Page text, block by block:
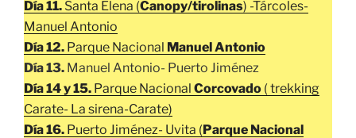
Día 11. Santa Elena (Canopy/tirolinas) -Tárcoles-
Manuel Antonio
Día 12. Parque Nacional Manuel Antonio
Día 13. Manuel Antonio- Puerto Jiménez
Día 14 y 15. Parque Nacional Corcovado ( trekking
Carate- La sirena-Carate)
Día 16. Puerto Jiménez- Uvita (Parque Nacional